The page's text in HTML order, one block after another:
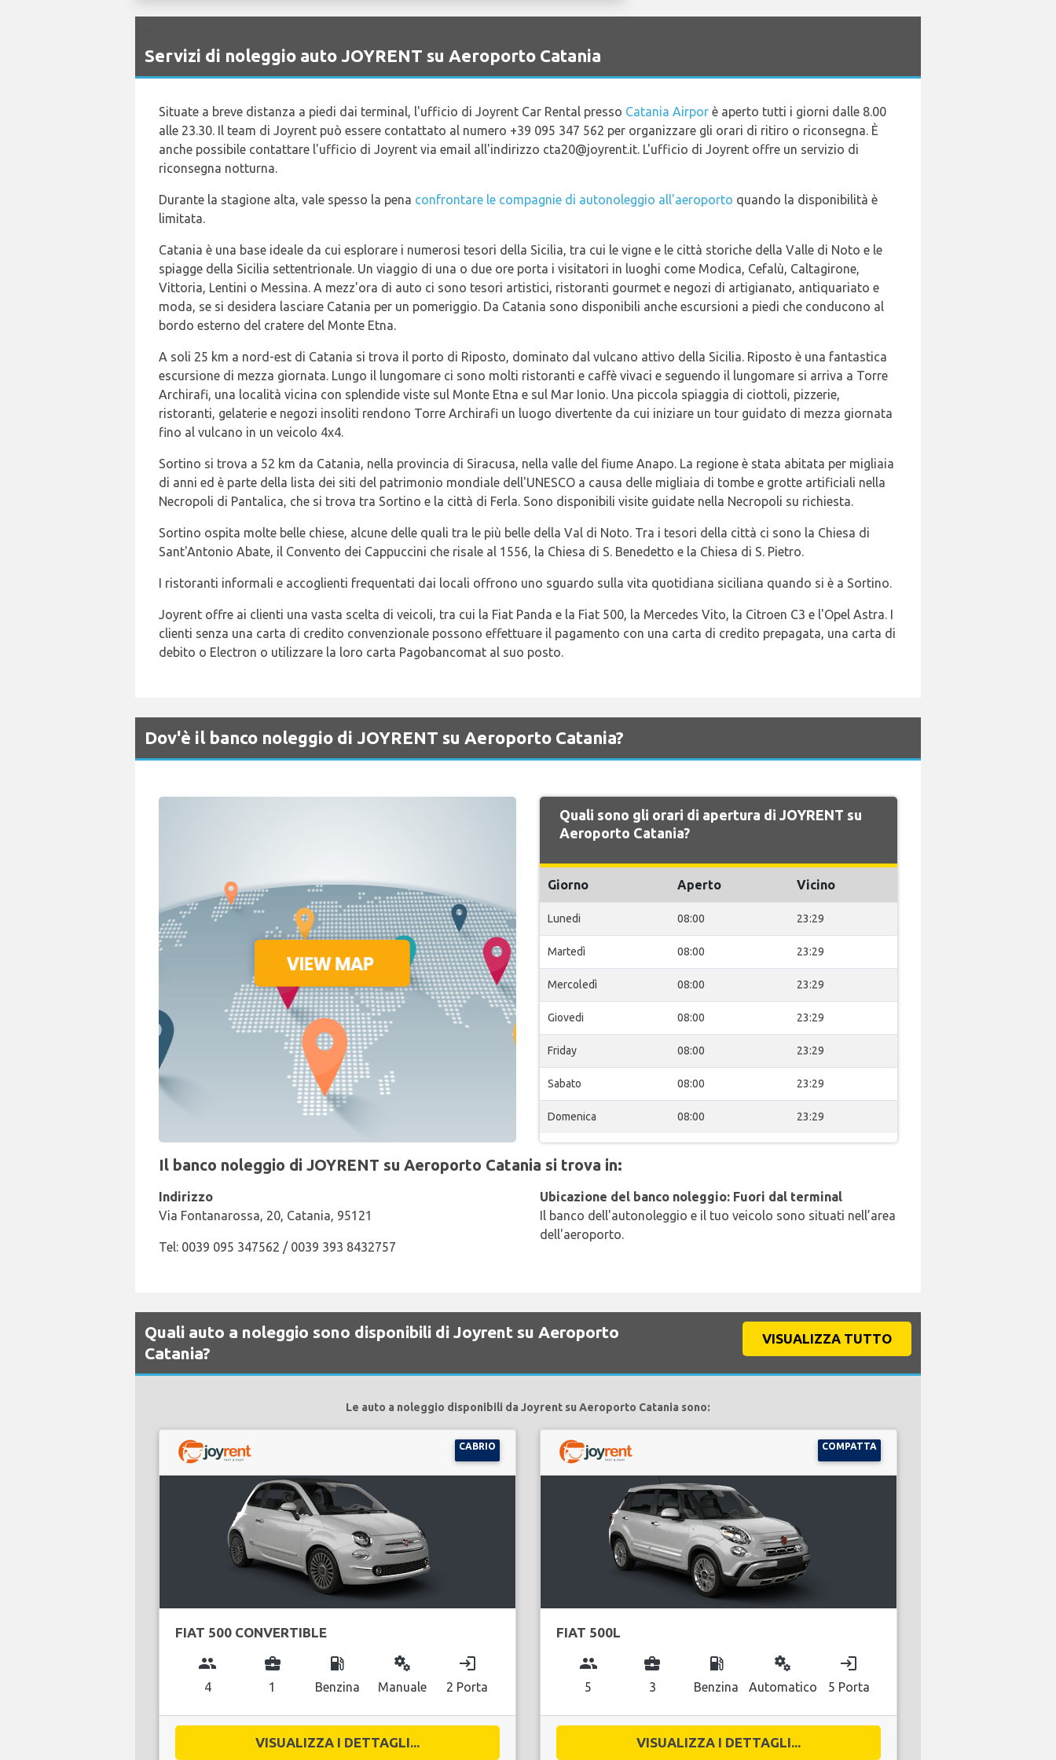
Servizi di noleggio auto JOYRENT su Aeroporto Catania
Situate a breve distanza a piedi dai terminal, l'ufficio di Joyrent Car Rental presso Catania Airpor è aperto tutti i giorni dalle 8.00
alle 23.30. Il team di Joyrent può essere contattato al numero +39 095 347 562 per organizzare gli orari di ritiro o riconsegna. È
anche possibile contattare l'ufficio di Joyrent via email all'indirizzo cta20@joyrent.it. L'ufficio di Joyrent offre un servizio di
riconsegna notturna.
Durante la stagione alta, vale spesso la pena confrontare le compagnie di autonoleggio all'aeroporto quando la disponibilità è
limitata.
Catania è una base ideale da cui esplorare i numerosi tesori della Sicilia, tra cui le vigne e le città storiche della Valle di Noto e le
spiagge della Sicilia settentrionale. Un viaggio di una o due ore porta i visitatori in luoghi come Modica, Cefalù, Caltagirone,
Vittoria, Lentini o Messina. A mezz'ora di auto ci sono tesori artistici, ristoranti gourmet e negozi di artigianato, antiquariato e
moda, se si desidera lasciare Catania per un pomeriggio. Da Catania sono disponibili anche escursioni a piedi che conducono al
bordo esterno del cratere del Monte Etna.
A soli 25 km a nord-est di Catania si trova il porto di Riposto, dominato dal vulcano attivo della Sicilia. Riposto è una fantastica
escursione di mezza giornata. Lungo il lungomare ci sono molti ristoranti e caffè vivaci e seguendo il lungomare si arriva a Torre
Archirafi, una località vicina con splendide viste sul Monte Etna e sul Mar Ionio. Una piccola spiaggia di ciottoli, pizzerie,
ristoranti, gelaterie e negozi insoliti rendono Torre Archirafi un luogo divertente da cui iniziare un tour guidato di mezza giornata
fino al vulcano in un veicolo 4x4.
Sortino si trova a 52 km da Catania, nella provincia di Siracusa, nella valle del fiume Anapo. La regione è stata abitata per migliaia
di anni ed è parte della lista dei siti del patrimonio mondiale dell'UNESCO a causa delle migliaia di tombe e grotte artificiali nella
Necropoli di Pantalica, che si trova tra Sortino e la città di Ferla. Sono disponibili visite guidate nella Necropoli su richiesta.
Sortino ospita molte belle chiese, alcune delle quali tra le più belle della Val di Noto. Tra i tesori della città ci sono la Chiesa di
Sant'Antonio Abate, il Convento dei Cappuccini che risale al 1556, la Chiesa di S. Benedetto e la Chiesa di S. Pietro.
I ristoranti informali e accoglienti frequentati dai locali offrono uno sguardo sulla vita quotidiana siciliana quando si è a Sortino.
Joyrent offre ai clienti una vasta scelta di veicoli, tra cui la Fiat Panda e la Fiat 500, la Mercedes Vito, la Citroen C3 e l'Opel Astra. I
clienti senza una carta di credito convenzionale possono effettuare il pagamento con una carta di credito prepagata, una carta di
debito o Electron o utilizzare la loro carta Pagobancomat al suo posto.
Dov'è il banco noleggio di JOYRENT su Aeroporto Catania?
Quali sono gli orari di apertura di JOYRENT su
Aeroporto Catania?
Giorno Aperto Vicino
Lunedi 08:00 23:29
Martedì 08:00 23:29
Mercoledì 08:00 23:29
Giovedi 08:00 23:29
Friday 08:00 23:29
Sabato 08:00 23:29
Domenica 08:00 23:29
Il banco noleggio di JOYRENT su Aeroporto Catania si trova in:
Indirizzo
Via Fontanarossa, 20, Catania, 95121
Tel: 0039 095 347562 / 0039 393 8432757
Ubicazione del banco noleggio: Fuori dal terminal
Il banco dell'autonoleggio e il tuo veicolo sono situati nell’area
dell'aeroporto.
Quali auto a noleggio sono disponibili di Joyrent su Aeroporto
Catania?
VISUALIZZA TUTTO
Le auto a noleggio disponibili da Joyrent su Aeroporto Catania sono:
CABRIO
FIAT 500 CONVERTIBLE
group
4
business_center
1
local_gas_station
Benzina
miscellaneous_services
Manuale
login
2 Porta
VISUALIZZA I DETTAGLI...
COMPATTA
FIAT 500L
group
5
business_center
3
local_gas_station
Benzina
miscellaneous_services
Automatico
login
5 Porta
VISUALIZZA I DETTAGLI...